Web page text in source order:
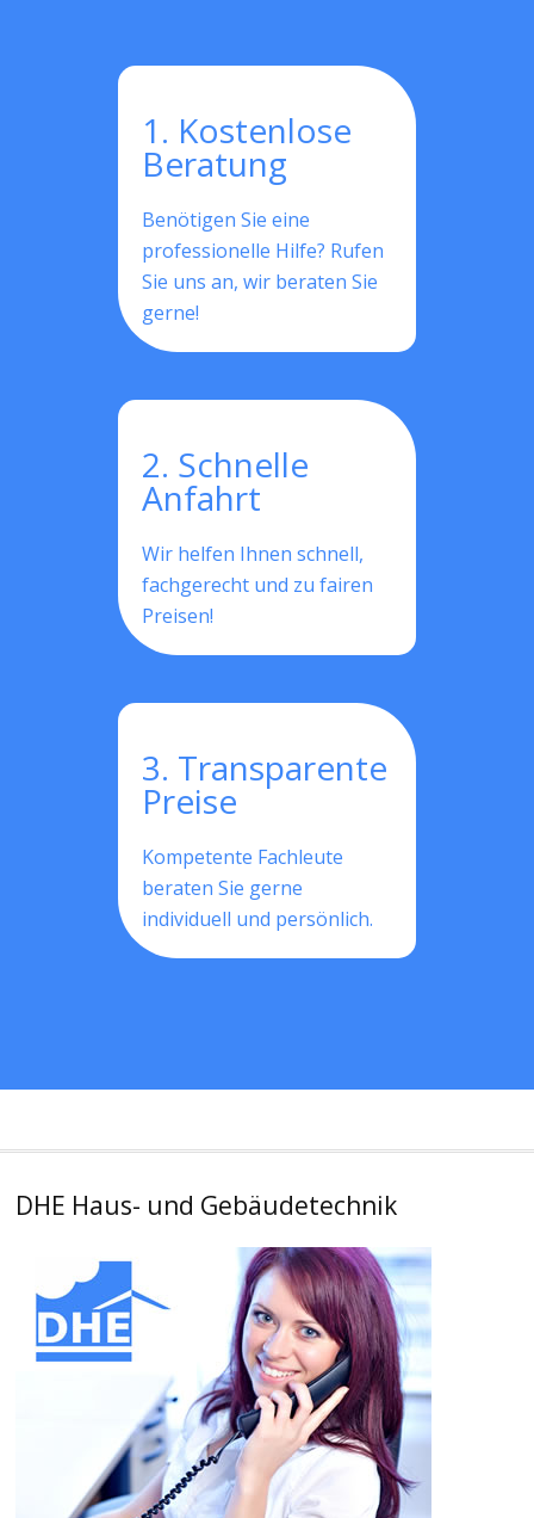
1. Kostenlose
Beratung
Benötigen Sie eine
professionelle Hilfe? Rufen
Sie uns an, wir beraten Sie
gerne!
2. Schnelle
Anfahrt
Wir helfen Ihnen schnell,
fachgerecht und zu fairen
Preisen!
3. Transparente
Preise
Kompetente Fachleute
beraten Sie gerne
individuell und persönlich.
DHE Haus- und Gebäudetechnik